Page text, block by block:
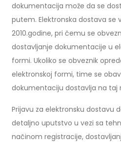
dokumentacija može da se
putem. Elektronska dostava se
2010.godine, pri čemu se
dostavljanje dokumentacije u
formi. Ukoliko se obveznik
elektronskoj formi, time se
dokumentaciju dostavlja na taj
Prijavu za elektronsku dostavu
detaljno uputstvo u vezi sa
načinom registracije,